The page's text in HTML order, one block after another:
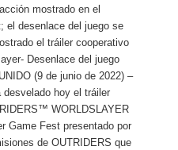
mostrado en el
el desenlace del juego se
el tráiler cooperativo
Desenlace del juego
(9 de junio de 2022) –
hoy el tráiler
WORLDSLAYER
Game Fest presentado por
de OUTRIDERS que